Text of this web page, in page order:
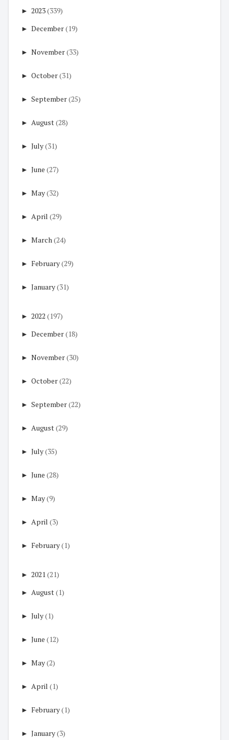
► 2023(339)
► December(19)
► November(33)
► October(31)
► September(25)
► August(28)
► July(31)
► June (27)
► May(32)
► April (29)
► March(24)
► February(29)
► January(31)
► 2022 (197)
► December(18)
► November(30)
► October(22)
► September(22)
► August(29)
► July(35)
► June (28)
► May(9)
► April (3)
► February(1)
► 2021 (21)
► August(1)
► July(1)
► June (12)
► May(2)
► April (1)
► February(1)
► January(3)